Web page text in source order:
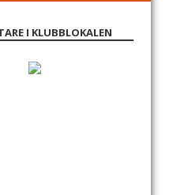
I KLUBBLOKALEN